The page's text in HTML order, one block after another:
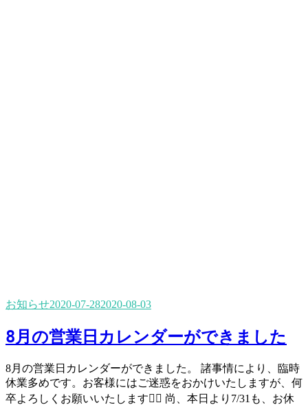
お知らせ2020-07-282020-08-03
8月の営業日カレンダーができました
8月の営業日カレンダーができました。 諸事情により、臨時
休業多めです。お客様にはご迷惑をおかけいたしますが、何
卒よろしくお願いいたします🙇‍♀️ 尚、本日より7/31も、お休